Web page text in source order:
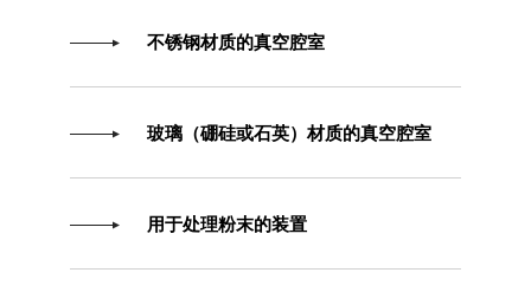
不锈钢材质的真空腔室
玻璃（硼硅或石英）材质的真空腔室
用于处理粉末的装置